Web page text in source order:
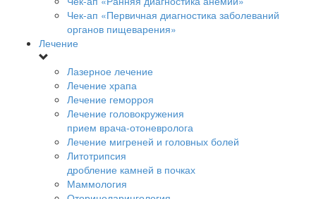
Чек-ап «Первичная диагностика заболеваний
органов пищеварения»
Лечение
Лазерное лечение
Лечение храпа
Лечение геморроя
Лечение головокружения
прием врача-отоневролога
Лечение мигреней и головных болей
Литотрипсия
дробление камней в почках
Маммология